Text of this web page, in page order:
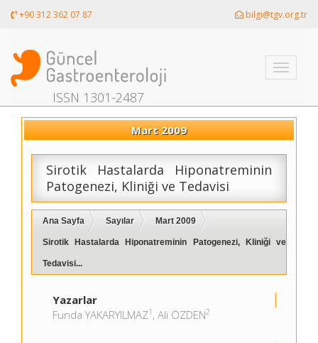
+90 312 362 07 87 bilgi@tgv.org.tr
Toggle
ISSN 1301-2487
Mart 2009
Sirotik Hastalarda Hiponatreminin
Patogenezi, Kliniği ve Tedavisi
Ana Sayfa Sayılar Mart 2009
Sirotik Hastalarda Hiponatreminin Patogenezi, Kliniği ve
Tedavisi...
Yazarlar
Funda YAKARYILMAZ1 , Ali ÖZDEN2